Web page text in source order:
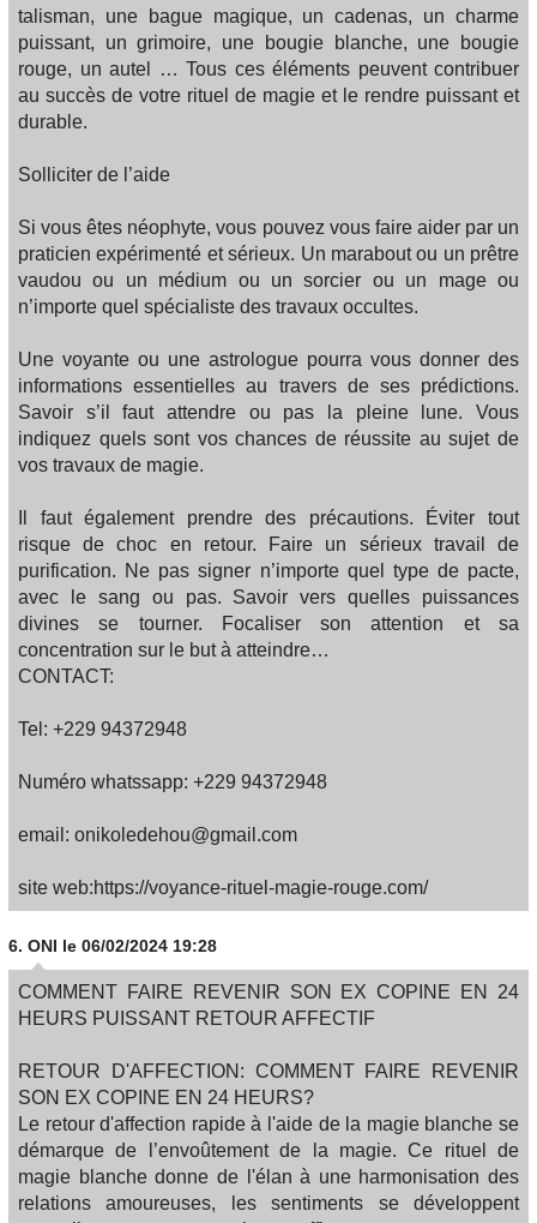
talisman, une bague magique, un cadenas, un charme
puissant, un grimoire, une bougie blanche, une bougie
rouge, un autel … Tous ces éléments peuvent contribuer
au succès de votre rituel de magie et le rendre puissant et
durable.
Solliciter de l’aide
Si vous êtes néophyte, vous pouvez vous faire aider par un
praticien expérimenté et sérieux. Un marabout ou un prêtre
vaudou ou un médium ou un sorcier ou un mage ou
n’importe quel spécialiste des travaux occultes.
Une voyante ou une astrologue pourra vous donner des
informations essentielles au travers de ses prédictions.
Savoir s’il faut attendre ou pas la pleine lune. Vous
indiquez quels sont vos chances de réussite au sujet de
vos travaux de magie.
Il faut également prendre des précautions. Éviter tout
risque de choc en retour. Faire un sérieux travail de
purification. Ne pas signer n’importe quel type de pacte,
avec le sang ou pas. Savoir vers quelles puissances
divines se tourner. Focaliser son attention et sa
concentration sur le but à atteindre…
CONTACT:
Tel: +229 94372948
Numéro whatssapp: +229 94372948
email: onikoledehou@gmail.com
site web:https://voyance-rituel-magie-rouge.com/
6. ONI le 06/02/2024 19:28
COMMENT FAIRE REVENIR SON EX COPINE EN 24
HEURS PUISSANT RETOUR AFFECTIF
RETOUR D'AFFECTION: COMMENT FAIRE REVENIR
SON EX COPINE EN 24 HEURS?
Le retour d'affection rapide à l'aide de la magie blanche se
démarque de l’envoûtement de la magie. Ce rituel de
magie blanche donne de l'élan à une harmonisation des
relations amoureuses, les sentiments se développent